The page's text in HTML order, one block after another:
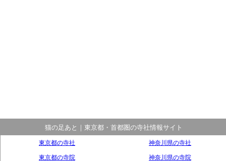
猫の足あと｜東京都・首都圏の寺社情報サイト
東京都の寺社
東京都の寺院
神奈川県の寺社
神奈川県の寺院